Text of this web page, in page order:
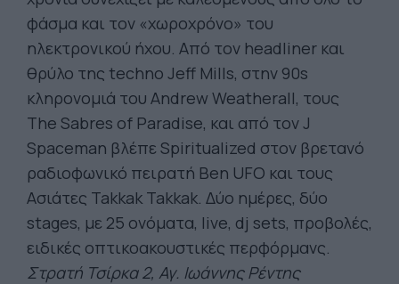
φάσμα και τον «χωροχρόνο» του
ηλεκτρονικού ήχου. Από τον headliner και
θρύλο της techno Jeff Mills, στην 90s
κληρονομιά του Andrew Weatherall, τους
The Sabres of Paradise, και από τον J
Spaceman βλέπε Spiritualized στον βρετανό
ραδιοφωνικό πειρατή Ben UFO και τους
Ασιάτες Takkak Takkak. Δύο ημέρες, δύο
stages, με 25 ονόματα, live, dj sets, προβολές,
ειδικές οπτικοακουστικές περφόρμανς.
Στρατή Τσίρκα 2, Αγ. Ιωάννης Ρέντης